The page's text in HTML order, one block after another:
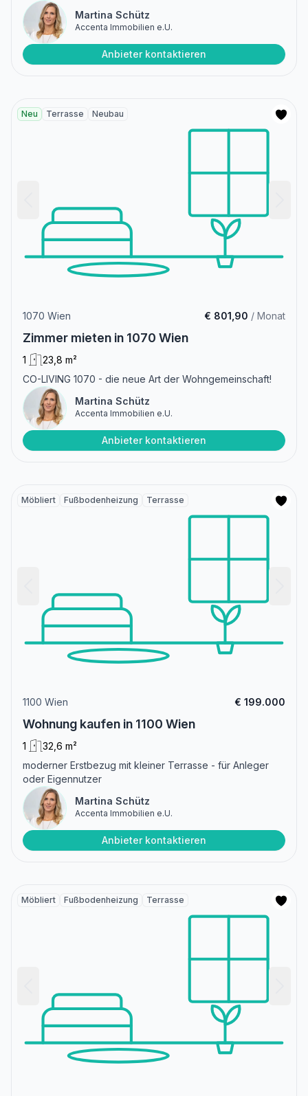
Martina Schütz
Accenta Immobilien e.U.
Anbieter kontaktieren
Neu Terrasse Neubau
1070 Wien € 801,90 / Monat
Zimmer mieten in 1070 Wien
1
23,8 m²
CO-LIVING 1070 - die neue Art der Wohngemeinschaft!
Martina Schütz
Accenta Immobilien e.U.
Anbieter kontaktieren
Möbliert Fußbodenheizung Terrasse
1100 Wien € 199.000
Wohnung kaufen in 1100 Wien
1
32,6 m²
moderner Erstbezug mit kleiner Terrasse - für Anleger
oder Eigennutzer
Martina Schütz
Accenta Immobilien e.U.
Anbieter kontaktieren
Möbliert Fußbodenheizung Terrasse